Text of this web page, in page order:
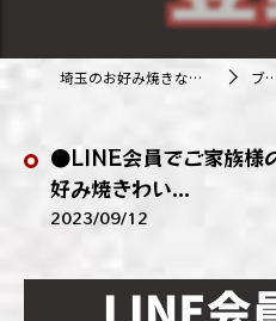
埼玉のお好み焼きなら株式会社アジルカンパニー ブログ
●LINE会員でご家族様
好み焼きわい...
2023/09/12